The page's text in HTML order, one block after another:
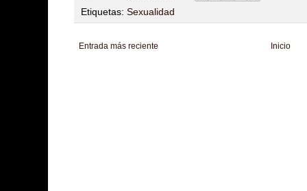
Etiquetas: Sexualidad
Entrada más reciente Inicio